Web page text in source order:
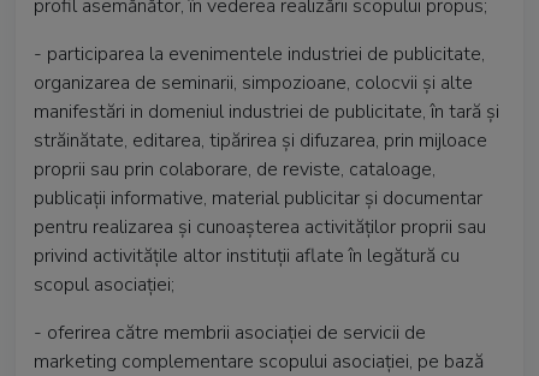
profil asemănător, în vederea realizării scopului propus;
- participarea la evenimentele industriei de publicitate,
organizarea de seminarii, simpozioane, colocvii şi alte
manifestări in domeniul industriei de publicitate, în tară şi
străinătate, editarea, tipărirea şi difuzarea, prin mijloace
proprii sau prin colaborare, de reviste, cataloage,
publicaţii informative, material publicitar şi documentar
pentru realizarea şi cunoaşterea activităţilor proprii sau
privind activităţile altor instituţii aflate în legătură cu
scopul asociaţiei;
- oferirea către membrii asociaţiei de servicii de
marketing complementare scopului asociaţiei, pe bază